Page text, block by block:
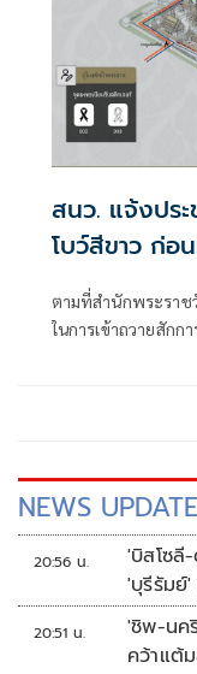
สนว. แจ้งปร
โบว์สีขาว ก่อ
'เจ้าฟ้าพัชรกิติ
ตามที่สำนักพระรา
ในการเข้าถวายสักก
NEWS UPDATE
20:56 น.
'บิสโซลี
'บุรีรัมย์
นัดรวด
20:51 น.
'ชิพ-นค
คว้าแต้